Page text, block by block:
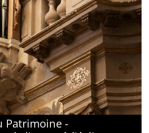
Patrimoine -